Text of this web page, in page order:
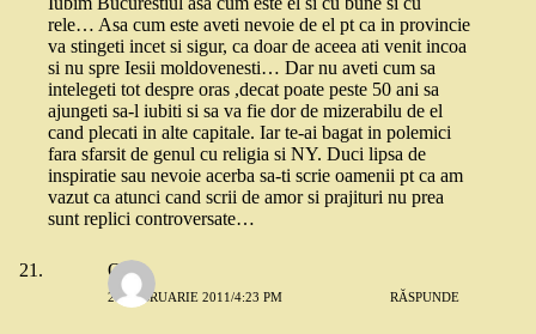
rele… Asa cum este aveti nevoie de el pt ca in provincie
va stingeti incet si sigur, ca doar de aceea ati venit incoa
si nu spre Iesii moldovenesti… Dar nu aveti cum sa
intelegeti tot despre oras ,decat poate peste 50 ani sa
ajungeti sa-l iubiti si sa va fie dor de mizerabilu de el
cand plecati in alte capitale. Iar te-ai bagat in polemici
fara sfarsit de genul cu religia si NY. Duci lipsa de
inspiratie sau nevoie acerba sa-ti scrie oamenii pt ca am
vazut ca atunci cand scrii de amor si prajituri nu prea
sunt replici controversate…
Quiz
27 FEBRUARIE 2011/4:23 PM RĂSPUNDE